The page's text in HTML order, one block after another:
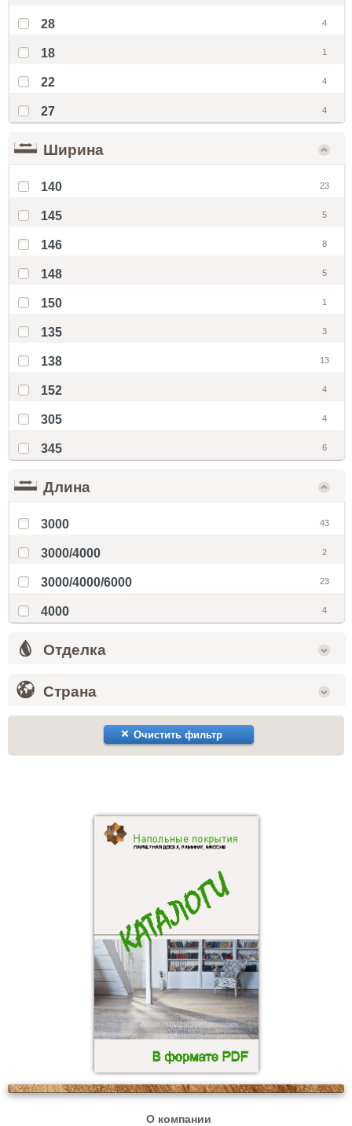
28 4
18 1
22 4
27 4
Ширина
140 23
145 5
146 8
148 5
150 1
135 3
138 13
152 4
305 4
345 6
Длина
3000 43
3000/4000 2
3000/4000/6000 23
4000 4
Отделка
Страна
Очистить фильтр
О компании